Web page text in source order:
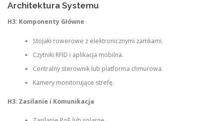
Architektura Systemu
H3: Komponenty Główne
Stojaki rowerowe z elektronicznymi zamkami.
Czytniki RFID i aplikacja mobilna.
Centralny sterownik lub platforma chmurowa.
Kamery monitorujące strefę.
H3: Zasilanie i Komunikacja